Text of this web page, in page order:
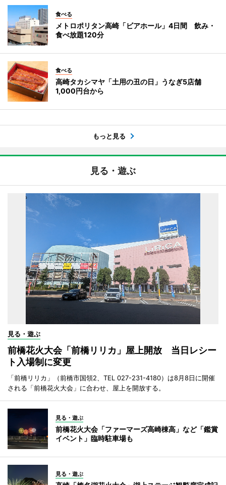
食べる
メトロポリタン高崎「ビアホール」4日間 飲み・
食べ放題120分
食べる
高崎タカシマヤ「土用の丑の日」うなぎ5店舗
1,000円台から
もっと見る
見る・遊ぶ
見る・遊ぶ
前橋花火大会「前橋リリカ」屋上開放 当日レシー
ト入場制に変更
「前橋リリカ」（前橋市国領2、TEL 027-231-4180）は8月8日に開催
される「前橋花火大会」に合わせ、屋上を開放する。
見る・遊ぶ
前橋花火大会「ファーマーズ高崎棟高」など「鑑賞
イベント」臨時駐車場も
見る・遊ぶ